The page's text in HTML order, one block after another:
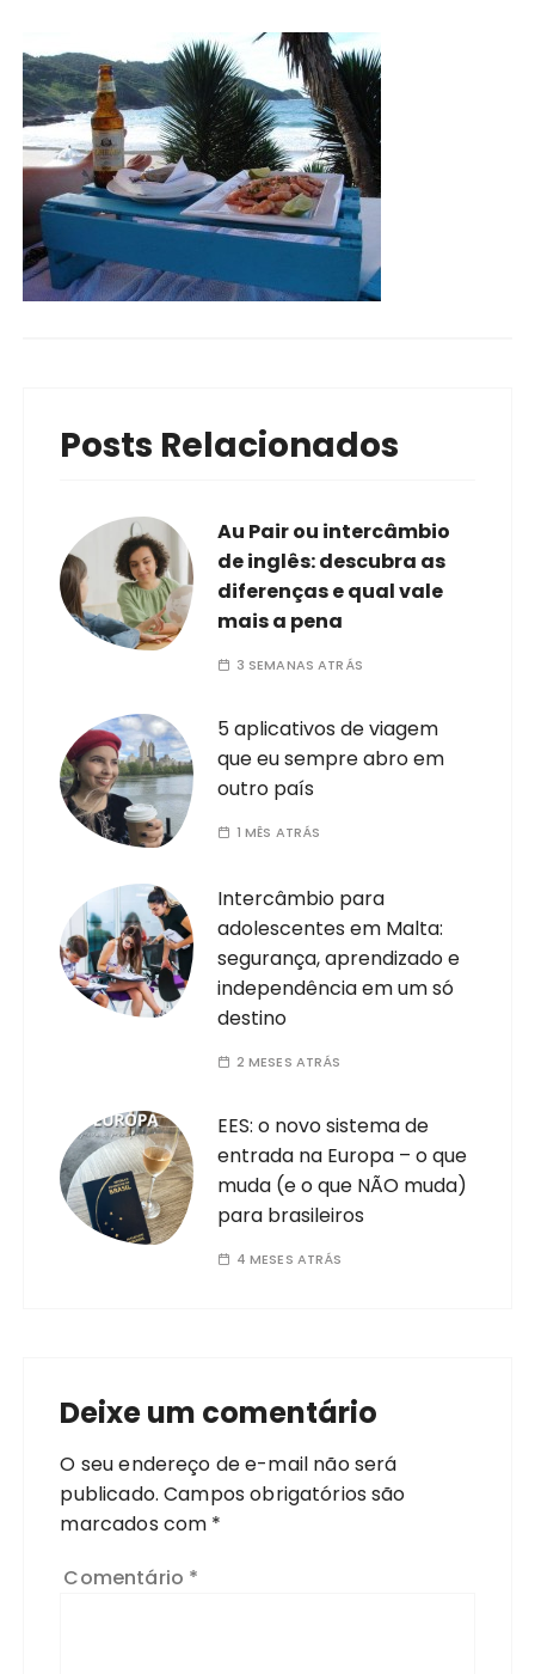
Posts Relacionados
Au Pair ou intercâmbio
de inglês: descubra as
diferenças e qual vale
mais a pena
3 SEMANAS ATRÁS
5 aplicativos de viagem
que eu sempre abro em
outro país
1 MÊS ATRÁS
Intercâmbio para
adolescentes em Malta:
segurança, aprendizado e
independência em um só
destino
2 MESES ATRÁS
EES: o novo sistema de
entrada na Europa – o que
muda (e o que NÃO muda)
para brasileiros
4 MESES ATRÁS
Deixe um comentário
O seu endereço de e-mail não será
publicado. Campos obrigatórios são
marcados com *
Comentário *